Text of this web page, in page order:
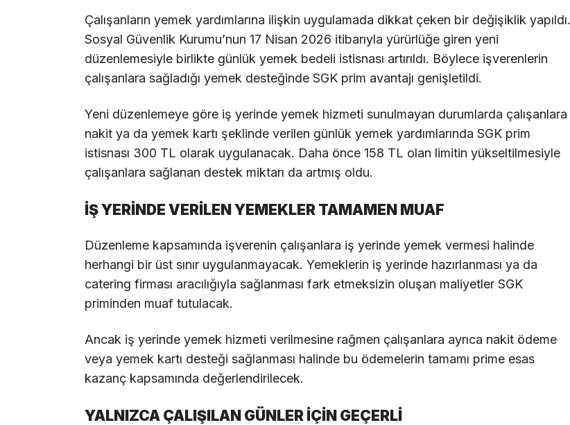
Çalışanların yemek yardımlarına ilişkin uygulamada dikkat çeken bir değişiklik yapıldı.
Sosyal Güvenlik Kurumu’nun 17 Nisan 2026 itibarıyla yürürlüğe giren yeni
düzenlemesiyle birlikte günlük yemek bedeli istisnası artırıldı. Böylece işverenlerin
çalışanlara sağladığı yemek desteğinde SGK prim avantajı genişletildi.
Yeni düzenlemeye göre iş yerinde yemek hizmeti sunulmayan durumlarda çalışanlara
nakit ya da yemek kartı şeklinde verilen günlük yemek yardımlarında SGK prim
istisnası 300 TL olarak uygulanacak. Daha önce 158 TL olan limitin yükseltilmesiyle
çalışanlara sağlanan destek miktarı da artmış oldu.
İŞ YERİNDE VERİLEN YEMEKLER TAMAMEN MUAF
Düzenleme kapsamında işverenin çalışanlara iş yerinde yemek vermesi halinde
herhangi bir üst sınır uygulanmayacak. Yemeklerin iş yerinde hazırlanması ya da
catering firması aracılığıyla sağlanması fark etmeksizin oluşan maliyetler SGK
priminden muaf tutulacak.
Ancak iş yerinde yemek hizmeti verilmesine rağmen çalışanlara ayrıca nakit ödeme
veya yemek kartı desteği sağlanması halinde bu ödemelerin tamamı prime esas
kazanç kapsamında değerlendirilecek.
YALNIZCA ÇALIŞILAN GÜNLER İÇİN GEÇERLİ